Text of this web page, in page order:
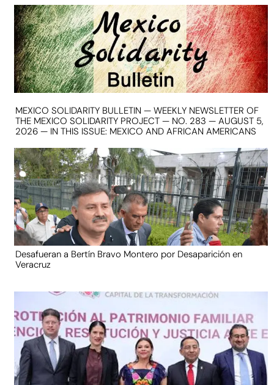
MEXICO SOLIDARITY BULLETIN — WEEKLY NEWSLETTER OF
THE MEXICO SOLIDARITY PROJECT — NO. 283 — AUGUST 5,
2026 — IN THIS ISSUE: MEXICO AND AFRICAN AMERICANS
Desafueran a Bertín Bravo Montero por Desaparición en
Veracruz